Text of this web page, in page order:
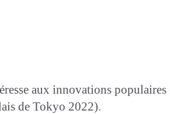
aux innovations populaires
de Tokyo 2022).